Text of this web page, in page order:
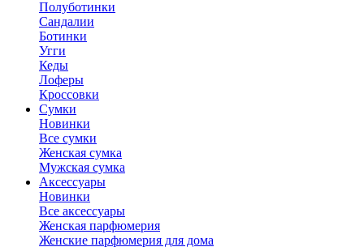
Полуботинки
Сандалии
Ботинки
Угги
Кеды
Лоферы
Кроссовки
Сумки
Новинки
Все сумки
Женская сумка
Мужская сумка
Аксессуары
Новинки
Все аксессуары
Женская парфюмерия
Женские парфюмерия для дома